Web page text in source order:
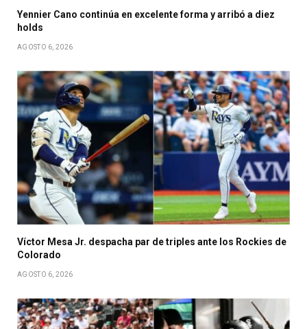
Yennier Cano continúa en excelente forma y arribó a diez
holds
AGOSTO 6, 2026
Víctor Mesa Jr. despacha par de triples ante los Rockies de
Colorado
AGOSTO 6, 2026